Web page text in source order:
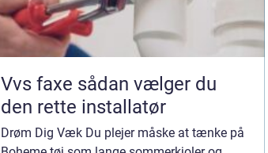
Vvs faxe sådan vælger du
den rette installatør
Drøm Dig Væk Du plejer måske at tænke på